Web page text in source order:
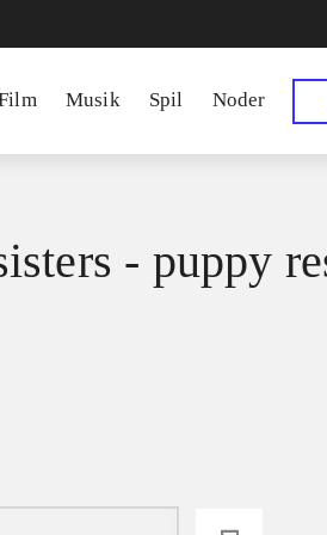
Musik Spil Noder
- puppy